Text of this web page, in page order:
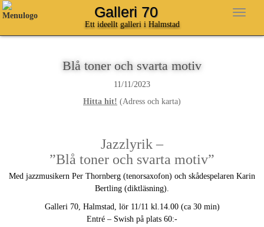
Galleri 70
Ett ideellt galleri i Halmstad
Blå toner och svarta motiv
11/11/2023
Hitta hit! (Adress och karta)
Jazzlyrik –
”Blå toner och svarta motiv”
Med jazzmusikern Per Thornberg (tenorsaxofon) och skådespelaren Karin
Bertling (diktläsning).
Galleri 70, Halmstad, lör 11/11 kl.14.00 (ca 30 min)
Entré – Swish på plats 60:-